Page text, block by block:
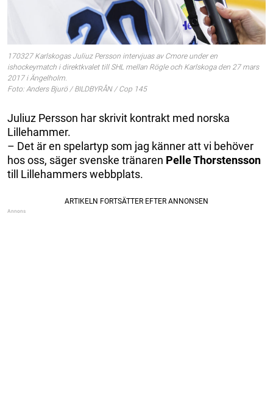
170327 Karlskogas Juliuz Persson intervjuas av Cmore under en
ishockeymatch i direktkvalet till SHL mellan Rögle och Karlskoga den 27 mars
2017 i Ängelholm.
Foto: Anders Bjurö / BILDBYRÅN / Cop 145
Juliuz Persson har skrivit kontrakt med norska
Lillehammer.
– Det är en spelartyp som jag känner att vi behöver
hos oss, säger svenske tränaren Pelle Thorstensson
till Lillehammers webbplats.